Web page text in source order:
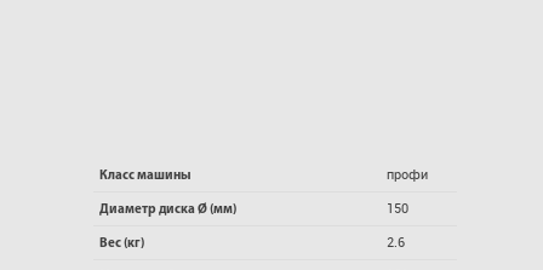
Класс машины профи
Диаметр диска Ø (мм) 150
Вес (кг) 2.6